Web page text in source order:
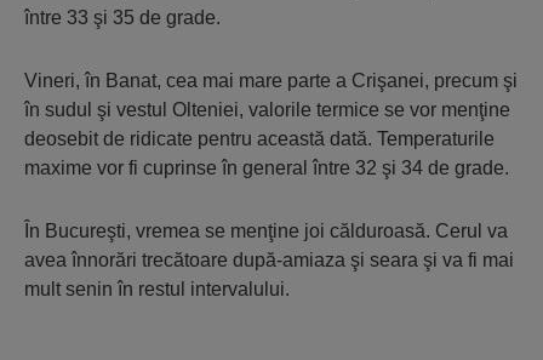
între 33 şi 35 de grade.
Vineri, în Banat, cea mai mare parte a Crişanei, precum şi
în sudul şi vestul Olteniei, valorile termice se vor menţine
deosebit de ridicate pentru această dată. Temperaturile
maxime vor fi cuprinse în general între 32 şi 34 de grade.
În Bucureşti, vremea se menţine joi călduroasă. Cerul va
avea înnorări trecătoare după-amiaza şi seara şi va fi mai
mult senin în restul intervalului.